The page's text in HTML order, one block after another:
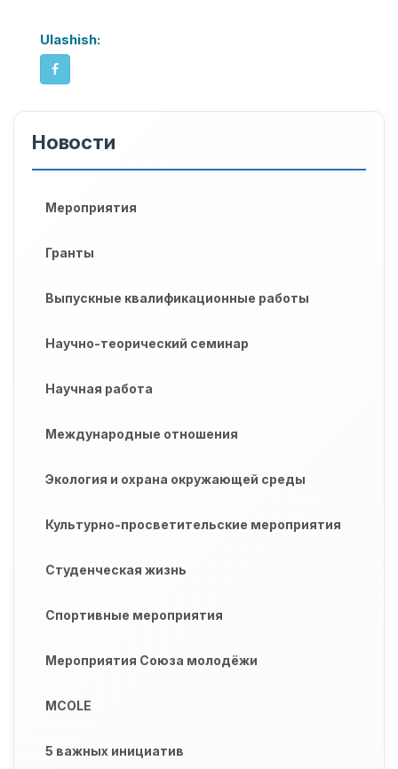
Ulashish:
Новости
Мероприятия
Гранты
Выпускные квалификационные работы
Научно-теорический семинар
Научная работа
Международные отношения
Экология и охрана окружающей среды
Культурно-просветительские мероприятия
Студенческая жизнь
Спортивные мероприятия
Мероприятия Союза молодёжи
MCOLE
5 важных инициатив